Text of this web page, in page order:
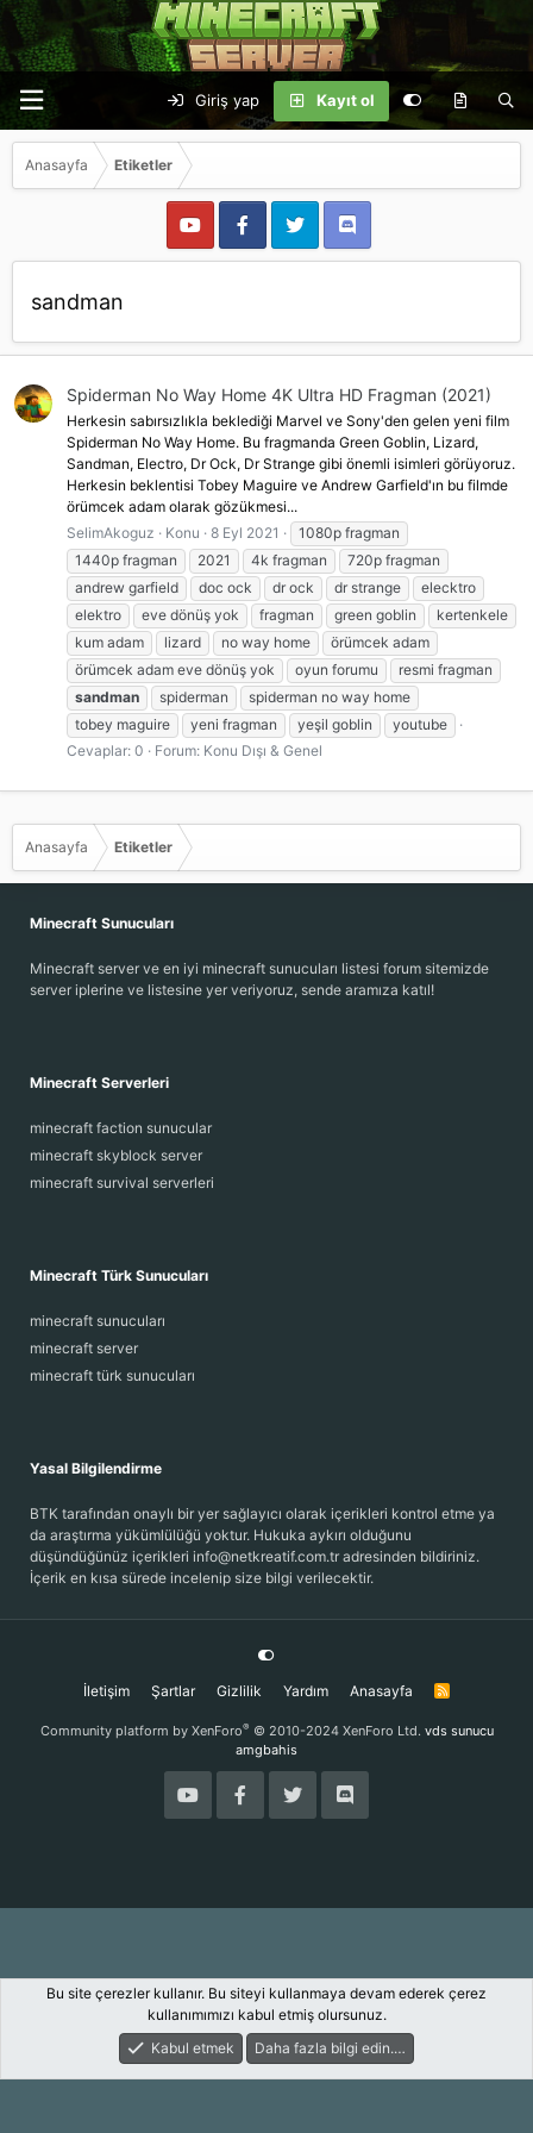
Giriş yap Kayıt ol
Anasayfa Etiketler
sandman
Spiderman No Way Home 4K Ultra HD Fragman (2021)
Herkesin sabırsızlıkla beklediği Marvel ve Sony'den gelen yeni film
Spiderman No Way Home. Bu fragmanda Green Goblin, Lizard,
Sandman, Electro, Dr Ock, Dr Strange gibi önemli isimleri görüyoruz.
Herkesin beklentisi Tobey Maguire ve Andrew Garfield'ın bu filmde
örümcek adam olarak gözükmesi...
SelimAkoguz
Konu 8 Eyl 2021
1080p fragman
1440p fragman
2021 4k fragman
720p fragman
andrew garfield
doc ock dr ock dr strange
elecktro
elektro
eve dönüş yok fragman green goblin
kertenkele
kum adam
lizard no way home
örümcek adam
örümcek adam eve dönüş yok
oyun forumu
resmi fragman
sandman
spiderman
spiderman no way home
tobey maguire
yeni fragman yeşil goblin
youtube
Cevaplar: 0
Forum: Konu Dışı & Genel
Anasayfa Etiketler
Minecraft Sunucuları
Minecraft server ve en iyi minecraft sunucuları listesi forum sitemizde
server iplerine ve listesine yer veriyoruz, sende aramıza katıl!
Minecraft Serverleri
minecraft faction sunucular
minecraft skyblock server
minecraft survival serverleri
Minecraft Türk Sunucuları
minecraft sunucuları
minecraft server
minecraft türk sunucuları
Yasal Bilgilendirme
BTK tarafından onaylı bir yer sağlayıcı olarak içerikleri kontrol etme ya
da araştırma yükümlülüğü yoktur. Hukuka aykırı olduğunu
düşündüğünüz içerikleri info@netkreatif.com.tr adresinden bildiriniz.
İçerik en kısa sürede incelenip size bilgi verilecektir.
İletişim Şartlar Gizlilik Yardım Anasayfa
R
Community platform by XenForo® © 2010-2024 XenForo Ltd. vds sunucu
amgbahis
Keşfet Giriş Yap Kayıt Ol
Bu site çerezler kullanır. Bu siteyi kullanmaya devam ederek çerez
kullanımımızı kabul etmiş olursunuz.
Kabul etmek
Daha fazla bilgi edin.…